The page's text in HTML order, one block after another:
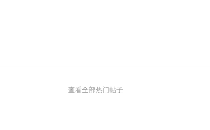
查看全部热门帖子